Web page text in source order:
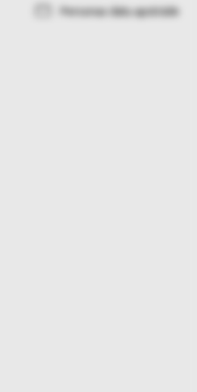
Personas datu apstrāde